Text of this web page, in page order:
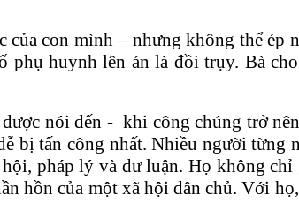
của con mình – nhưng không thể
huynh lên án là đồi trụy. Bà
nói đến - khi công chúng trở
bị tấn công nhất. Nhiều người từng
pháp lý và dư luận. Họ không
hồn của một xã hội dân chủ. Với